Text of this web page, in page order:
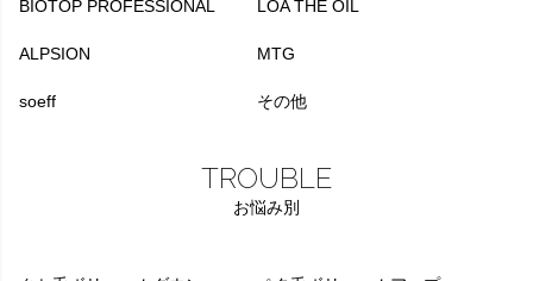
BIOTOP PROFESSIONAL LOA THE OIL
ALPSION MTG
soeff その他
TROUBLE
お悩み別